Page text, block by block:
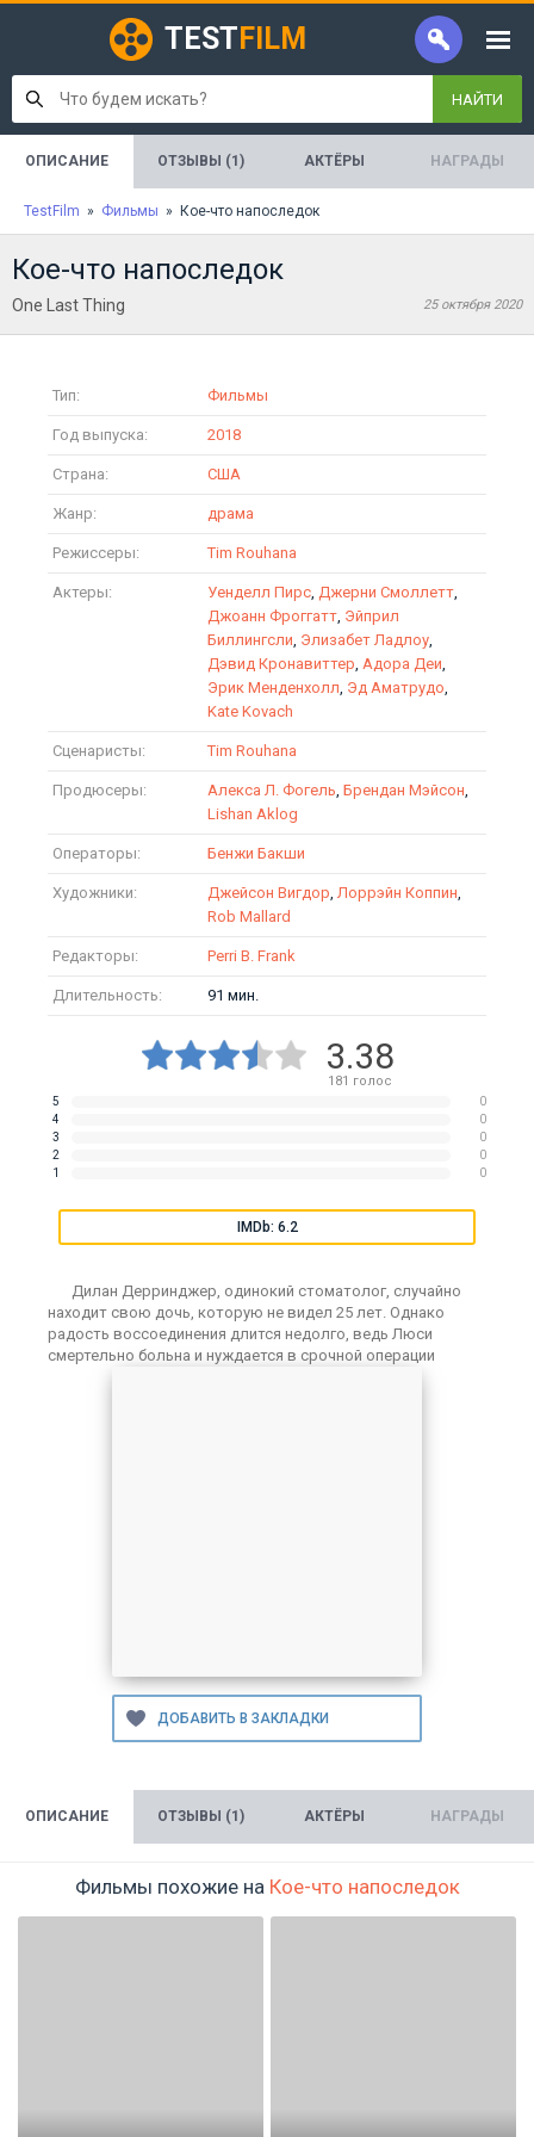
TEST FILM
НАЙТИ
ОПИСАНИЕ ОТЗЫВЫ (1) АКТЁРЫ НАГРАДЫ
TestFilm » Фильмы » Кое-что напоследок
Кое-что напоследок
One Last Thing 25 октября 2020
Тип: Фильмы
Год выпуска: 2018
Страна: США
Жанр: драма
Режиссеры: Tim Rouhana
Актеры: Уенделл Пирс, Джерни Смоллетт,
Джоанн Фроггатт, Эйприл
Биллингсли, Элизабет Ладлоу,
Дэвид Кронавиттер, Адора Деи,
Эрик Менденхолл, Эд Аматрудо,
Kate Kovach
Сценаристы: Tim Rouhana
Продюсеры: Алекса Л. Фогель, Брендан Мэйсон,
Lishan Aklog
Операторы: Бенжи Бакши
Художники: Джейсон Вигдор, Лоррэйн Коппин,
Rob Mallard
Редакторы: Perri B. Frank
Длительность: 91 мин.
3.38
181 голос
5
0
4
0
3
0
2
0
1
0
IMDb: 6.2
Дилан Дерринджер, одинокий стоматолог, случайно
находит свою дочь, которую не видел 25 лет. Однако
радость воссоединения длится недолго, ведь Люси
смертельно больна и нуждается в срочной операции
ОПИСАНИЕ ОТЗЫВЫ (1) АКТЁРЫ НАГРАДЫ
Фильмы похожие на Кое-что напоследок